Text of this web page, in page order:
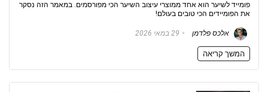
פומייד לשיער הוא אחד ממוצרי עיצוב השיער הכי מפורסמים. במאמר הזה נסקר
את הפומיידים הכי טובים בעולם!
אלכס פלדמן 29 במאי 2026
המשך קריאה